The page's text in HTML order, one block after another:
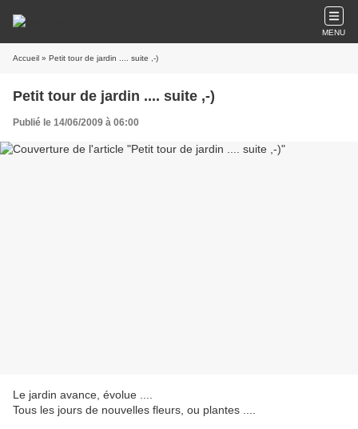
MENU
Accueil » Petit tour de jardin .... suite ,-)
Petit tour de jardin .... suite ,-)
Publié le 14/06/2009 à 06:00
Le jardin avance, évolue ....
Tous les jours de nouvelles fleurs, ou plantes ....